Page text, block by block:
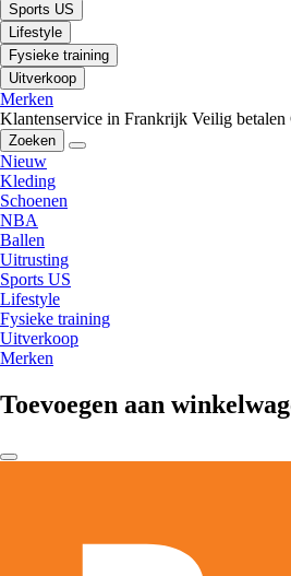
Sports US
Lifestyle
Fysieke training
Uitverkoop
Merken
Klantenservice in Frankrijk Veilig betalen
Zoeken
Nieuw
Kleding
Schoenen
NBA
Ballen
Uitrusting
Sports US
Lifestyle
Fysieke training
Uitverkoop
Merken
Toevoegen aan